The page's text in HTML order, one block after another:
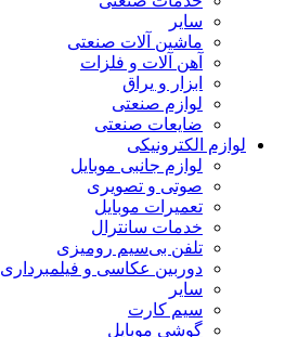
سایر
ماشین آلات صنعتی
آهن آلات و فلزات
ابزار و یراق
لوازم صنعتی
ضایعات صنعتی
لوازم الکترونیکی
لوازم جانبی موبایل
صوتی و تصویری
تعمیرات موبایل
خدمات سانترال
تلفن بی‌سیم رومیزی
دوربین عکاسی و فیلمبرداری
سایر
سیم کارت
گوشی موبایل